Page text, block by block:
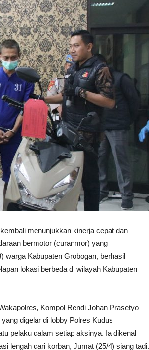
menunjukkan kinerja cepat dan
bermotor (curanmor) yang
warga Kabupaten Grobogan, berhasil
lokasi berbeda di wilayah Kabupaten
Kompol Rendi Johan Prasetyo
digelar di lobby Polres Kudus
pelaku dalam setiap aksinya. Ia dikenal
lengah dari korban, Jumat (25/4) siang tadi.